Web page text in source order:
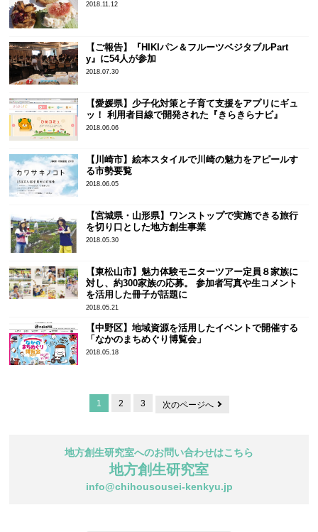
2018.11.12
【ご報告】『HIKIパン＆フルーツベジタブルPart
y』に54人が参加
2018.07.30
【愛媛県】少子化対策と子育て支援をアプリにギュ
ッ！ 利用者目線で開発された『きらきらナビ』
2018.06.06
【川崎市】絵本スタイルで川崎の魅力をアピールす
る市勢要覧
2018.06.05
【宮城県・山形県】ワンストップで実施できる旅行
を切り口とした地方創生事業
2018.05.30
【東松山市】魅力体験モニターツアー定員８家族に
対し、約300家族の応募。 参加者写真や生コメント
を活用した冊子が話題に
2018.05.21
【中野区】地域資源を活用したイベントで開催する
「なかのまちめぐり博覧会」
2018.05.18
1 2 3 次のページへ
地方創生研究室へのお問い合わせはこちら
地方創生研究室
info@chihousousei-kenkyu.jp